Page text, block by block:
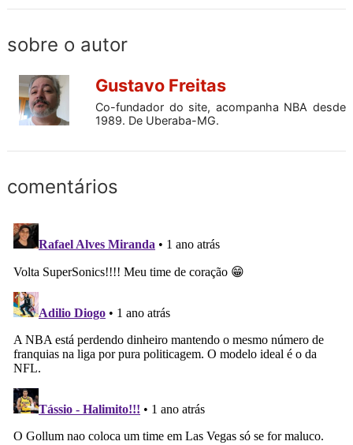
sobre o autor
Gustavo Freitas
Co-fundador do site, acompanha NBA desde
1989. De Uberaba-MG.
comentários